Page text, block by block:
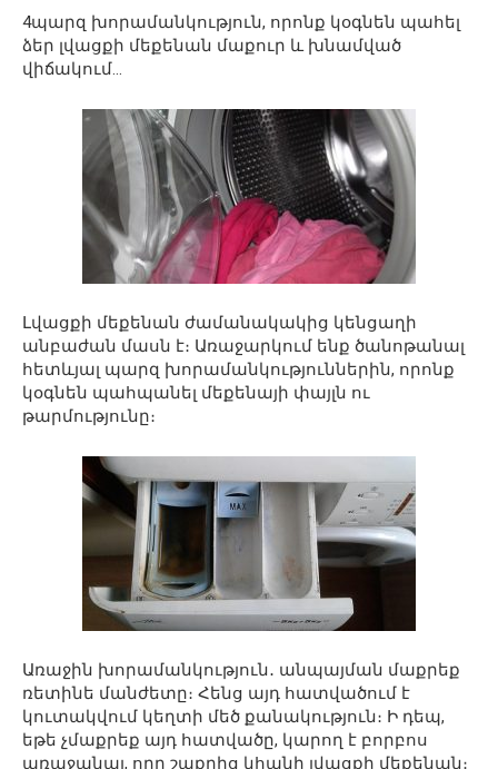
4պարզ խորամանկություն, որոնք կօգնեն պահել
ձեր լվացքի մեքենան մաքուր և խնամված
վիճակում…
Լվացքի մեքենան ժամանակակից կենցաղի
անբաժան մասն է։ Առաջարկում ենք ծանոթանալ
հետևյալ պարզ խորամանկություններին, որոնք
կօգնեն պահպանել մեքենայի փայլն ու
թարմությունը։
Առաջին խորամանկություն․ անպայման մաքրեք
ռետինե մանժետը։ Հենց այդ հատվածում է
կուտակվում կեղտի մեծ քանակություն։ Ի դեպ,
եթե չմաքրեք այդ հատվածը, կարող է բորբոս
առաջանալ, որը շաքրից կհանի լվացքի մեքենան։